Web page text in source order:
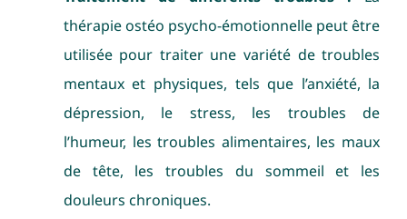
thérapie ostéo psycho-émotionnelle peut être
utilisée pour traiter une variété de troubles
mentaux et physiques, tels que l’anxiété, la
dépression, le stress, les troubles de
l’humeur, les troubles alimentaires, les maux
de tête, les troubles du sommeil et les
douleurs chroniques.